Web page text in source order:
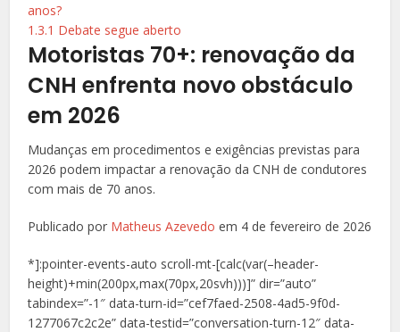
anos?
1.3.1 Debate segue aberto
Motoristas 70+: renovação da
CNH enfrenta novo obstáculo
em 2026
Mudanças em procedimentos e exigências previstas para
2026 podem impactar a renovação da CNH de condutores
com mais de 70 anos.
Publicado por Matheus Azevedo em 4 de fevereiro de 2026
*]:pointer-events-auto scroll-mt-[calc(var(–header-
height)+min(200px,max(70px,20svh)))]” dir=”auto”
tabindex=”-1″ data-turn-id=”cef7faed-2508-4ad5-9f0d-
1277067c2c2e” data-testid=”conversation-turn-12″ data-